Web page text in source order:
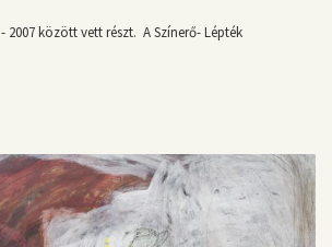
2007 között vett részt. A Színerő- Lépték